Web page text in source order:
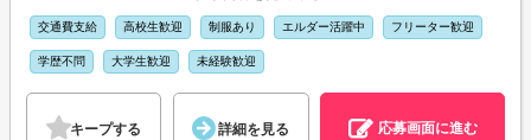
交通費支給 高校生歓迎 制服あり エルダー活躍中 フリーター歓迎
学歴不問 大学生歓迎 未経験歓迎
キープする 詳細を見る 応募画面に進む